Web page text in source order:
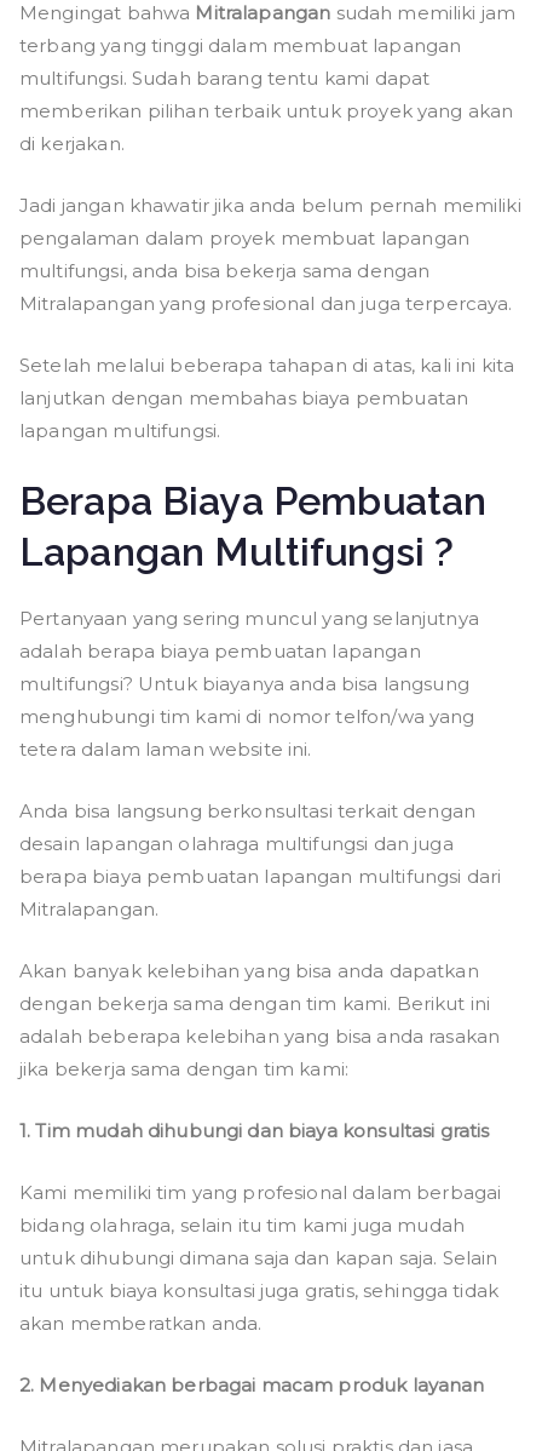
Mengingat bahwa Mitralapangan sudah memiliki jam
terbang yang tinggi dalam membuat lapangan
multifungsi. Sudah barang tentu kami dapat
memberikan pilihan terbaik untuk proyek yang akan
di kerjakan.
Jadi jangan khawatir jika anda belum pernah memiliki
pengalaman dalam proyek membuat lapangan
multifungsi, anda bisa bekerja sama dengan
Mitralapangan yang profesional dan juga terpercaya.
Setelah melalui beberapa tahapan di atas, kali ini kita
lanjutkan dengan membahas biaya pembuatan
lapangan multifungsi.
Berapa Biaya Pembuatan
Lapangan Multifungsi ?
Pertanyaan yang sering muncul yang selanjutnya
adalah berapa biaya pembuatan lapangan
multifungsi? Untuk biayanya anda bisa langsung
menghubungi tim kami di nomor telfon/wa yang
tetera dalam laman website ini.
Anda bisa langsung berkonsultasi terkait dengan
desain lapangan olahraga multifungsi dan juga
berapa biaya pembuatan lapangan multifungsi dari
Mitralapangan.
Akan banyak kelebihan yang bisa anda dapatkan
dengan bekerja sama dengan tim kami. Berikut ini
adalah beberapa kelebihan yang bisa anda rasakan
jika bekerja sama dengan tim kami:
1. Tim mudah dihubungi dan biaya konsultasi gratis
Kami memiliki tim yang profesional dalam berbagai
bidang olahraga, selain itu tim kami juga mudah
untuk dihubungi dimana saja dan kapan saja. Selain
itu untuk biaya konsultasi juga gratis, sehingga tidak
akan memberatkan anda.
2. Menyediakan berbagai macam produk layanan